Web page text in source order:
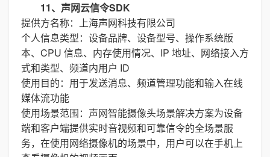
11、声网云信令SDK
提供方名称：上海声网科技有限公司
个人信息类型：设备品牌、设备型号、操作系统版
本、CPU 信息、内存使用情况、IP 地址、网络接入方
式和类型、频道内用户 ID
使用目的：用于发送消息、频道管理功能和输入在线
媒体流功能
使用场景范围：声网智能摄像头场景解决方案为设备
端和客户端提供实时音视频和可靠信令的全场景服
务，在使用网络摄像机的场景中，用户可以在手机上